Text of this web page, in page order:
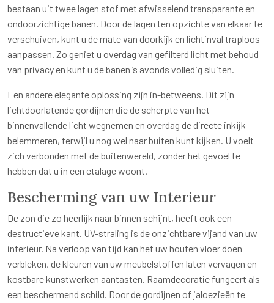
bestaan uit twee lagen stof met afwisselend transparante en
ondoorzichtige banen. Door de lagen ten opzichte van elkaar te
verschuiven, kunt u de mate van doorkijk en lichtinval traploos
aanpassen. Zo geniet u overdag van gefilterd licht met behoud
van privacy en kunt u de banen ’s avonds volledig sluiten.
Een andere elegante oplossing zijn in-betweens. Dit zijn
lichtdoorlatende gordijnen die de scherpte van het
binnenvallende licht wegnemen en overdag de directe inkijk
belemmeren, terwijl u nog wel naar buiten kunt kijken. U voelt
zich verbonden met de buitenwereld, zonder het gevoel te
hebben dat u in een etalage woont.
Bescherming van uw Interieur
De zon die zo heerlijk naar binnen schijnt, heeft ook een
destructieve kant. UV-straling is de onzichtbare vijand van uw
interieur. Na verloop van tijd kan het uw houten vloer doen
verbleken, de kleuren van uw meubelstoffen laten vervagen en
kostbare kunstwerken aantasten. Raamdecoratie fungeert als
een beschermend schild. Door de gordijnen of jaloezieën te